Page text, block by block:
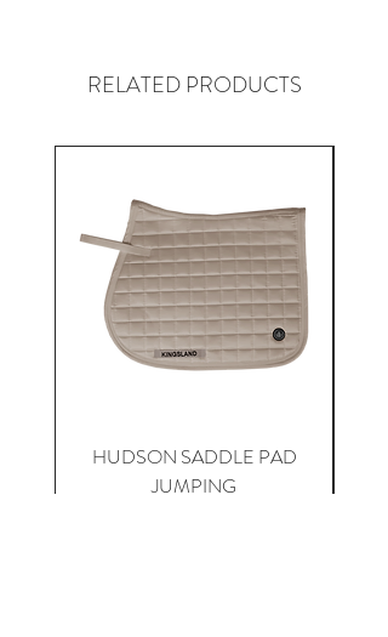
RELATED PRODUCTS
HUDSON SADDLE PAD
JUMPING